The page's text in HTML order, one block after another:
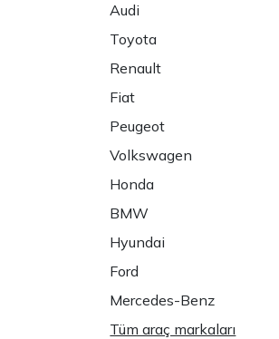
Audi
Toyota
Renault
Fiat
Peugeot
Volkswagen
Honda
BMW
Hyundai
Ford
Mercedes-Benz
Tüm araç markaları